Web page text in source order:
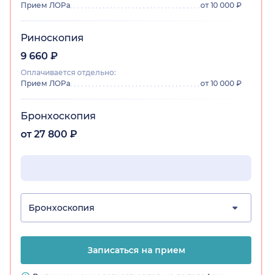
Прием ЛОРа
от 10 000 ₽
Риноскопия
9 660 ₽
Оплачивается отдельно:
Прием ЛОРа
от 10 000 ₽
Бронхоскопия
от 27 800 ₽
Бронхоскопия
Записаться на прием